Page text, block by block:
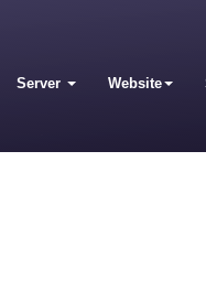
Server Website